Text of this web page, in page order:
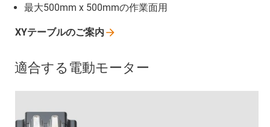
最大500mm x 500mmの作業面用
XYテーブルのご案内
適合する電動モーター